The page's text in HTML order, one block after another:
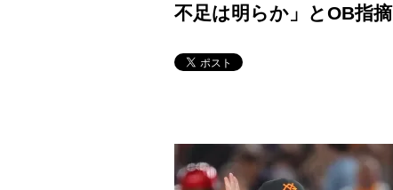
不足は明らか」とOB指摘